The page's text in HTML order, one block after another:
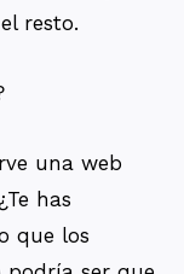
resto.
una web
has
que los